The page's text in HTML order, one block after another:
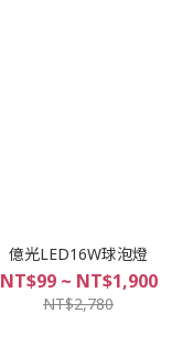
億光LED16W球泡燈
NT$99 ~ NT$1,900
NT$2,780